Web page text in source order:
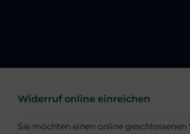
Widerruf online einreichen
Sie möchten einen online